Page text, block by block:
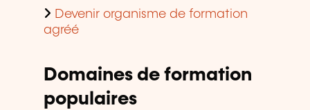
Devenir organisme de formation
agréé
Domaines de formation
populaires